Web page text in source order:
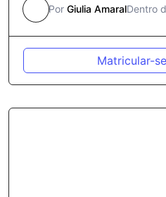
Por Giulia AmaralDentro
Matricular-